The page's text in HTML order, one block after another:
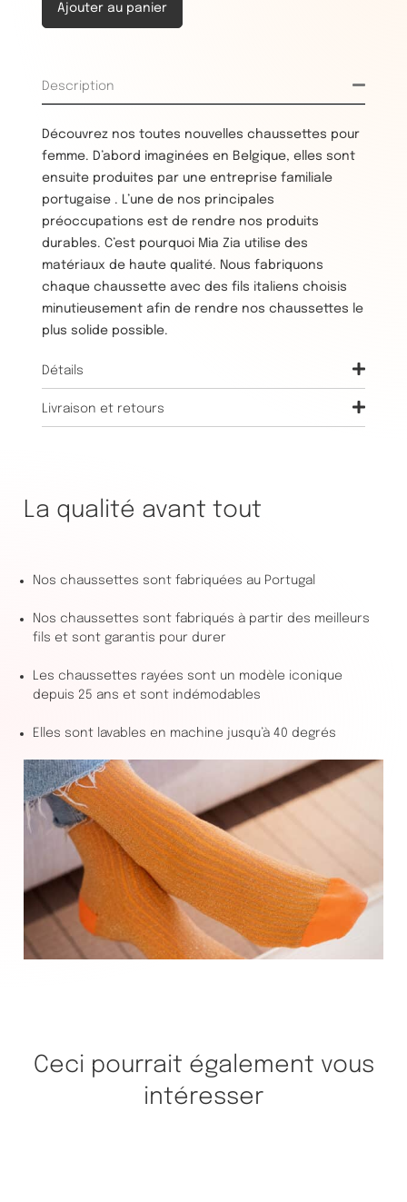
Ajouter au panier
Description
Découvrez nos toutes nouvelles chaussettes pour
femme. D’abord imaginées en Belgique, elles sont
ensuite produites par une entreprise familiale
portugaise . L’une de nos principales
préoccupations est de rendre nos produits
durables. C’est pourquoi Mia Zia utilise des
matériaux de haute qualité. Nous fabriquons
chaque chaussette avec des fils italiens choisis
minutieusement afin de rendre nos chaussettes le
plus solide possible.
Détails
Livraison et retours
La qualité avant tout
Nos chaussettes sont fabriquées au Portugal
Nos chaussettes sont fabriqués à partir des meilleurs
fils et sont garantis pour durer
Les chaussettes rayées sont un modèle iconique
depuis 25 ans et sont indémodables
Elles sont lavables en machine jusqu’à 40 degrés
Ceci pourrait également vous
intéresser